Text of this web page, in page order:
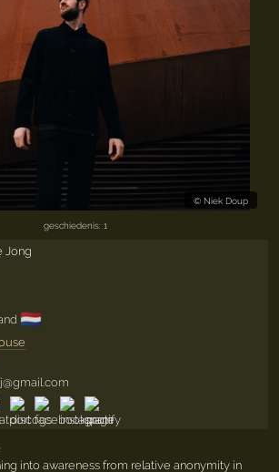
© Niek Doup
geschiedenis: 1
Jong
🇳🇱
into awareness from relative anonymity in